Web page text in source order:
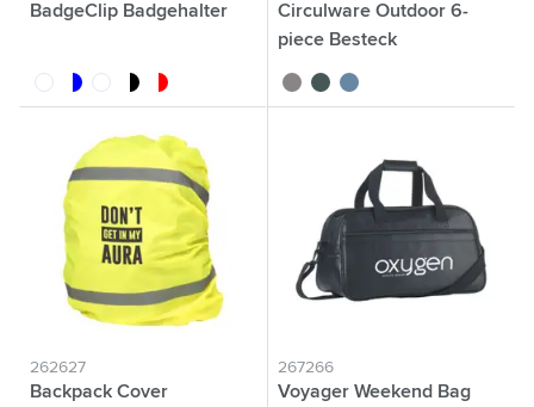
BadgeClip Badgehalter
blanc bleu translucide
blanc translucide
noir translucide
rouge translucide
Circulware Outdoor 6-
piece Besteck
sablevert foncébleu foncé
262627
Backpack Cover
267266
Voyager Weekend Bag